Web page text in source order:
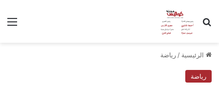
بحث عن
الرئيسية / رياضة
رياضة